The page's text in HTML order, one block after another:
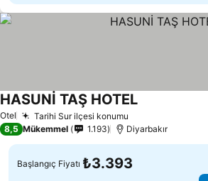
Otel Tarihi Sur ilçesi konumu
HASUNİ TAŞ HOTELFiyatları görün
8,5 Mükemmel 1.193 Diyarbakır
Başlangıç Fiyatı ₺3.393